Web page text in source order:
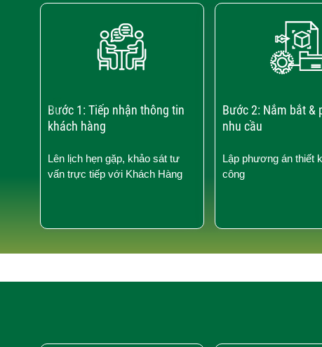
Bước 1: Tiếp nhận thông tin
khách hàng
Lên lịch hẹn gặp, khảo sát tư
vấn trực tiếp với Khách Hàng
Bước 2: Nắm bắt &
nhu cầu
Lập phương án thiết
công
‹